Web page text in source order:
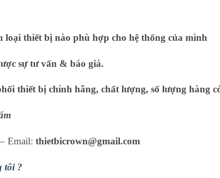
thiết bị nào phù hợp cho hệ thống của mình
sự tư vấn & báo giá.
thiết bị chính hãng, chất lượng, số lượng hàng
– Email: thietbicrown@gmail.com
tôi ?